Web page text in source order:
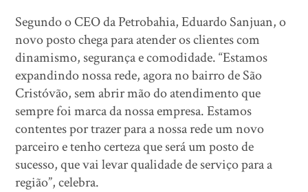
Segundo o CEO da Petrobahia, Eduardo Sanjuan, o
novo posto chega para atender os clientes com
dinamismo, segurança e comodidade. “Estamos
expandindo nossa rede, agora no bairro de São
Cristóvão, sem abrir mão do atendimento que
sempre foi marca da nossa empresa. Estamos
contentes por trazer para a nossa rede um novo
parceiro e tenho certeza que será um posto de
sucesso, que vai levar qualidade de serviço para a
região”, celebra.